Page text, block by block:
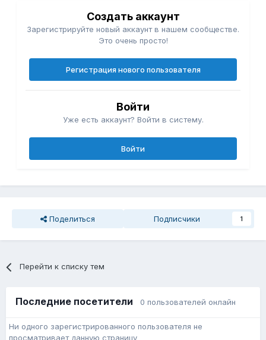
Создать аккаунт
Зарегистрируйте новый аккаунт в нашем сообществе.
Это очень просто!
Регистрация нового пользователя
Войти
Уже есть аккаунт? Войти в систему.
Войти
Поделиться Подписчики 1
Перейти к списку тем
Последние посетители 0 пользователей онлайн
Ни одного зарегистрированного пользователя не
просматривает данную страницу